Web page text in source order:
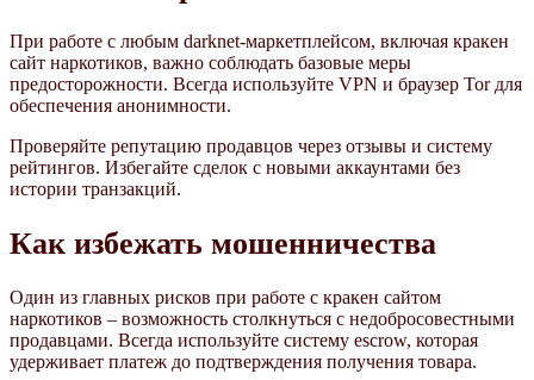
При работе с любым darknet-маркетплейсом, включая кракен
сайт наркотиков, важно соблюдать базовые меры
предосторожности. Всегда используйте VPN и браузер Tor для
обеспечения анонимности.
Проверяйте репутацию продавцов через отзывы и систему
рейтингов. Избегайте сделок с новыми аккаунтами без
истории транзакций.
Как избежать мошенничества
Один из главных рисков при работе с кракен сайтом
наркотиков – возможность столкнуться с недобросовестными
продавцами. Всегда используйте систему escrow, которая
удерживает платеж до подтверждения получения товара.